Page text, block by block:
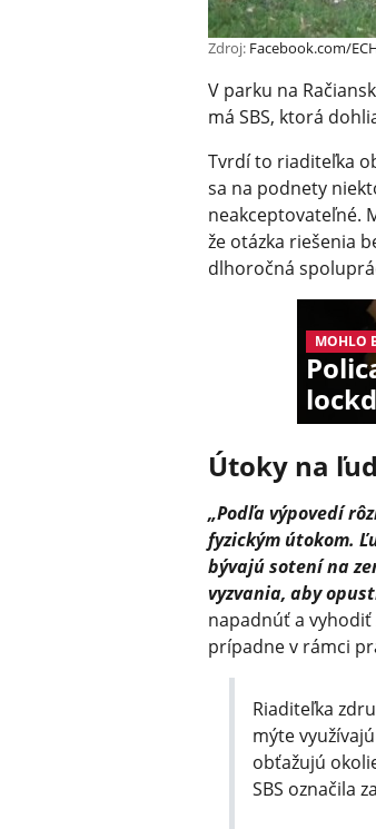
Zdroj: Facebook.com/
V parku na
má SBS, ktorá
Tvrdí to riaditeľka
sa na podnety
neakceptovateľné.
že otázka riešenia
dlhoročná
MOHLO
Útoky na
„Podľa výpovedí
fyzickým útokom.
bývajú sotení na
vyzvania, aby
napadnúť a vyhodiť
prípadne v rámci
Riaditeľka
mýte
obťažujú
SBS označila